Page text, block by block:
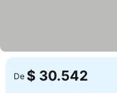
De $ 30.542